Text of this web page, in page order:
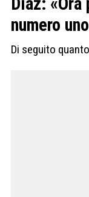
numero
Di seguito